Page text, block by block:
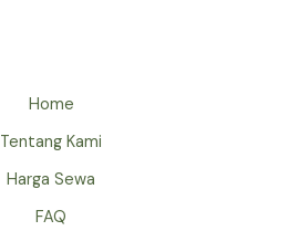
Home
Tentang Kami
Harga Sewa
FAQ